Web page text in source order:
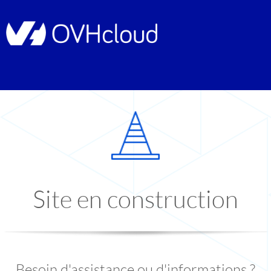
Site en construction